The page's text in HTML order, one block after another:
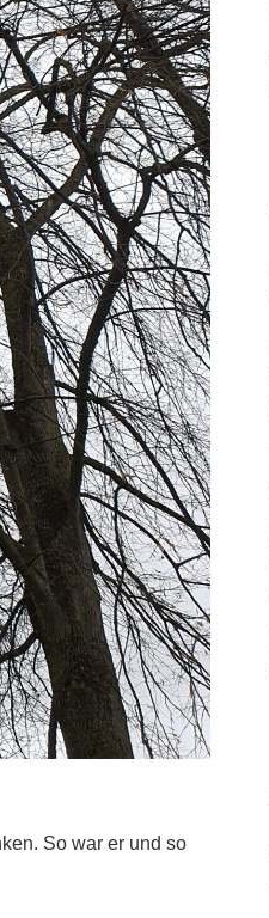
So war er und so